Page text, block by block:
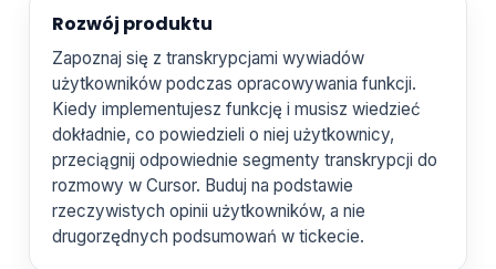
Rozwój produktu
Zapoznaj się z transkrypcjami wywiadów
użytkowników podczas opracowywania funkcji.
Kiedy implementujesz funkcję i musisz wiedzieć
dokładnie, co powiedzieli o niej użytkownicy,
przeciągnij odpowiednie segmenty transkrypcji do
rozmowy w Cursor. Buduj na podstawie
rzeczywistych opinii użytkowników, a nie
drugorzędnych podsumowań w tickecie.